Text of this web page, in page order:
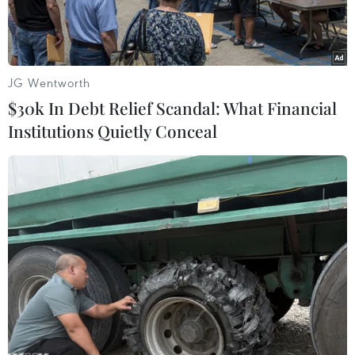
Chủ tịch EC Ursula von der Leyen. (Ảnh: AFP/TTXVN)
Các nước đồng minh phương Tây đã cam kết
tăng hỗ trợ tài chính và quân sự đối với
Ukraine, đồng thời áp đặt thêm biện pháp trừng
phạt Nga.
JG Wentworth
$30k In Debt Relief Scandal: What Financial
Institutions Quietly Conceal